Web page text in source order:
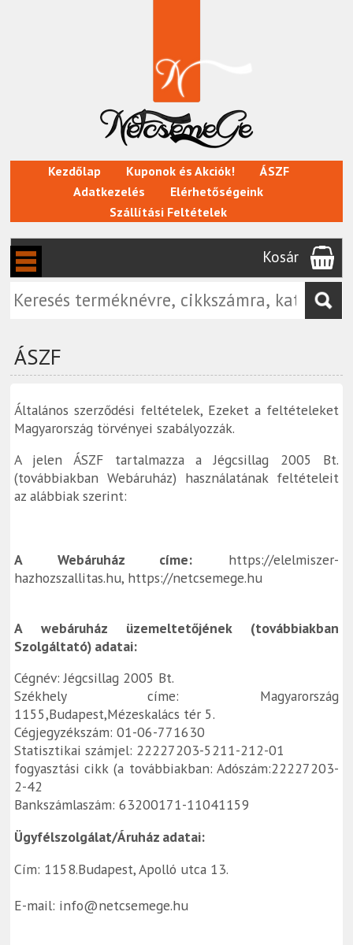
Kezdőlap Kuponok és Akciók!
ÁSZF
Adatkezelés
Elérhetőségeink
Szállítási Feltételek
Kosár
ÁSZF
Általános szerződési feltételek, Ezeket a feltételeket
Magyarország törvényei szabályozzák.
A jelen ÁSZF tartalmazza a Jégcsillag 2005 Bt.
(továbbiakban Webáruház) használatának feltételeit
az alábbiak szerint:
A Webáruház címe: https://elelmiszer-
hazhozszallitas.hu, https://netcsemege.hu
A webáruház üzemeltetőjének (továbbiakban
Szolgáltató) adatai:
Cégnév: Jégcsillag 2005 Bt.
Székhely címe: Magyarország
1155,Budapest,Mézeskalács tér 5.
Cégjegyzékszám: 01-06-771630
Statisztikai számjel: 22227203-5211-212-01
fogyasztási cikk (a továbbiakban: Adószám:22227203-
2-42
Bankszámlaszám: 63200171-11041159
Ügyfélszolgálat/Áruház adatai:
Cím: 1158.Budapest, Apolló utca 13.
E-mail: info@netcsemege.hu